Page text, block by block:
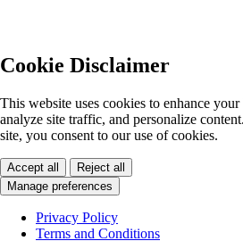
Cookie Disclaimer
This website uses cookies to enhance
analyze site traffic, and personalize
site, you consent to our use of cookies.
Accept all
Reject all
Manage preferences
Privacy Policy
Terms and Conditions